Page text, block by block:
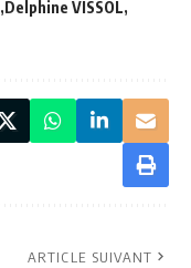
Delphine VISSOL
ARTICLE SUIVANT